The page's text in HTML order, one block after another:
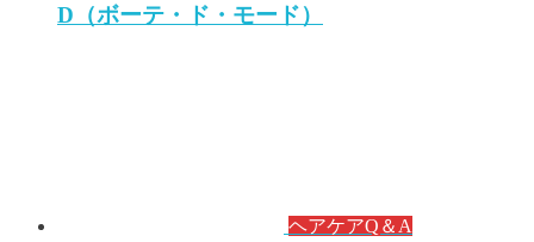
D（ボーテ・ド・モード）
ヘアケアQ＆A